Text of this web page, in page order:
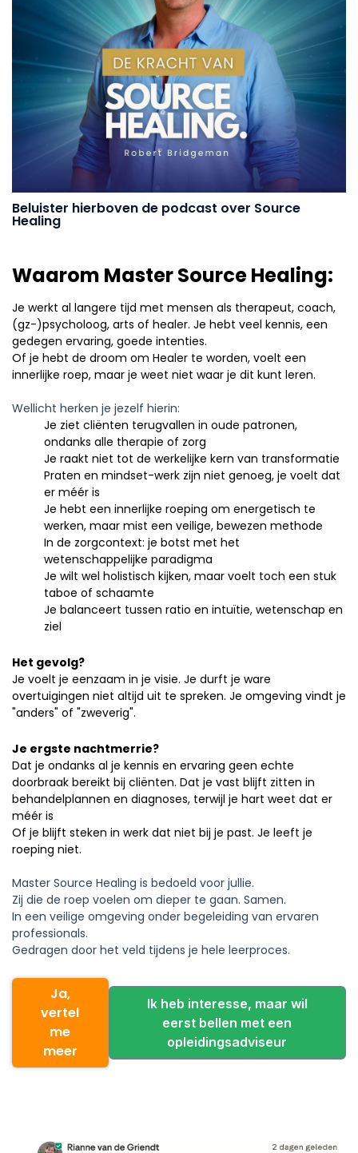
Beluister hierboven de podcast over Source
Healing
Waarom Master Source Healing:
Je werkt al langere tijd met mensen als therapeut, coach,
(gz-)psycholoog, arts of healer. Je hebt veel kennis, een
gedegen ervaring, goede intenties.
Of je hebt de droom om Healer te worden, voelt een
innerlijke roep, maar je weet niet waar je dit kunt leren.
Wellicht herken je jezelf hierin:
Je ziet cliënten terugvallen in oude patronen,
ondanks alle therapie of zorg
Je raakt niet tot de werkelijke kern van transformatie
Praten en mindset-werk zijn niet genoeg, je voelt dat
er méér is
Je hebt een innerlijke roeping om energetisch te
werken, maar mist een veilige, bewezen methode
In de zorgcontext: je botst met het
wetenschappelijke paradigma
Je wilt wel holistisch kijken, maar voelt toch een stuk
taboe of schaamte
Je balanceert tussen ratio en intuïtie, wetenschap en
ziel
Het gevolg?
Je voelt je eenzaam in je visie. Je durft je ware
overtuigingen niet altijd uit te spreken. Je omgeving vindt je
"anders" of "zweverig".
Je ergste nachtmerrie?
Dat je ondanks al je kennis en ervaring geen echte
doorbraak bereikt bij cliënten. Dat je vast blijft zitten in
behandelplannen en diagnoses, terwijl je hart weet dat er
méér is
Of je blijft steken in werk dat niet bij je past. Je leeft je
roeping niet.
Master Source Healing is bedoeld voor jullie.
Zij die de roep voelen om dieper te gaan. Samen.
In een veilige omgeving onder begeleiding van ervaren
professionals.
Gedragen door het veld tijdens je hele leerproces.
Ja,
vertel
me
meer
Ik heb interesse, maar wil
eerst bellen met een
opleidingsadviseur